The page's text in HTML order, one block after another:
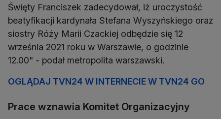
Święty Franciszek zadecydował, iż uroczystość
beatyfikacji kardynała Stefana Wyszyńskiego oraz
siostry Róży Marii Czackiej odbędzie się 12
września 2021 roku w Warszawie, o godzinie
12.00" - podał metropolita warszawski.
OGLĄDAJ TVN24 W INTERNECIE W TVN24 GO
Prace wznawia Komitet Organizacyjny